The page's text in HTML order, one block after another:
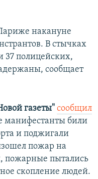
накануне
В стычках
37 полицейских,
сообщает
газеты" сообщил
манифестанты били
и поджигали
пожар на
пожарные пытались
скопление людей.